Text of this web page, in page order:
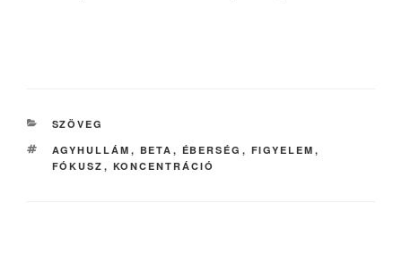
KATEGÓRIÁK
SZÖVEG
CÍMKÉK
AGYHULLÁM , BETA , ÉBERSÉG , FIGYELEM ,
FÓKUSZ , KONCENTRÁCIÓ